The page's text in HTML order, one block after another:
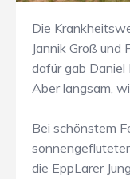
Die
Jannik Groß und
dafür gab Daniel
Aber langsam,
Bei schönstem
die EppLarer